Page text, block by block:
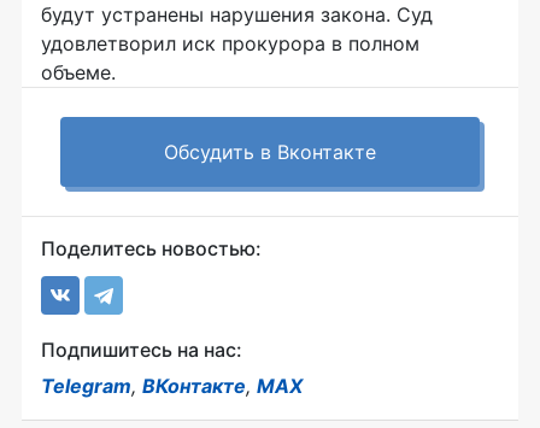
будут устранены нарушения закона. Суд
удовлетворил иск прокурора в полном
объеме.
Обсудить в Вконтакте
Поделитесь новостью:
Подпишитесь на нас:
Telegram, ВКонтакте, MAX